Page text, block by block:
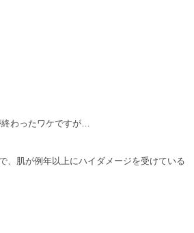
わったワケですが…
、肌が例年以上にハイダメージを受けている